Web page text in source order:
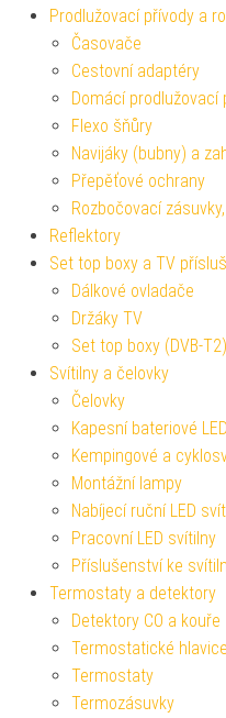
Prodlužovací přívody a
Časovače
Cestovní adaptéry
Domácí prodlužovací
Flexo šňůry
Navijáky (bubny) a
Přepěťové ochrany
Rozbočovací
Reflektory
Set top boxy a TV
Dálkové ovladače
Držáky TV
Set top boxy (DVB-T2)
Svítilny a čelovky
Čelovky
Kapesní bateriové
Kempingové a
Montážní lampy
Nabíjecí ruční LED
Pracovní LED svítilny
Příslušenství ke
Termostaty a detektory
Detektory CO a kouře
Termostatické hlavice
Termostaty
Termozásuvky